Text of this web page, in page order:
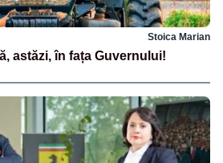
Stoica Marian
astăzi, în fața Guvernului!